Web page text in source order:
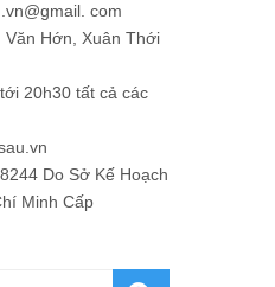
com
Hớn, Xuân Thới
20h30 tất cả các
Do Sở Kế Hoạch
Minh Cấp